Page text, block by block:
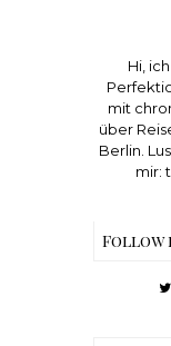
Hi,
mit
über
Berlin.
mir:
Follow